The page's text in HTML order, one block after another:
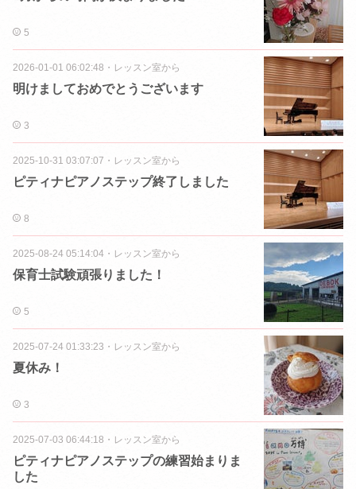
5
2026-01-01 06:02:48 ・ レッスン室から
明けましておめでとうございます
3
2025-10-31 03:07:07 ・ レッスン室から
ピティナピアノステップ終了しました
8
2025-08-24 05:14:04 ・ レッスン室から
保育士試験頑張りました！
5
2025-07-24 01:33:23 ・ レッスン室から
夏休み！
3
2025-07-03 06:44:18 ・ レッスン室から
ピティナピアノステップの練習始まりま
した